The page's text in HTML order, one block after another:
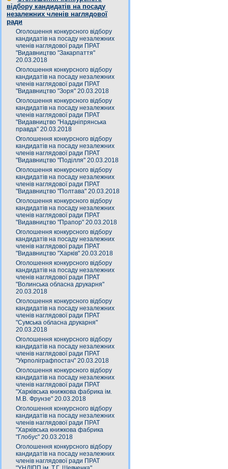
відбору кандидатів на посаду
незалежних членів наглядової
ради
Оголошення конкурсного відбору
кандидатів на посаду незалежних
членів наглядової ради ПРАТ
"Видавництво "Закарпаття"
20.03.2018
Оголошення конкурсного відбору
кандидатів на посаду незалежних
членів наглядової ради ПРАТ
"Видавництво "Зоря" 20.03.2018
Оголошення конкурсного відбору
кандидатів на посаду незалежних
членів наглядової ради ПРАТ
"Видавництво "Наддніпрянська
правда" 20.03.2018
Оголошення конкурсного відбору
кандидатів на посаду незалежних
членів наглядової ради ПРАТ
"Видавництво "Поділля" 20.03.2018
Оголошення конкурсного відбору
кандидатів на посаду незалежних
членів наглядової ради ПРАТ
"Видавництво "Полтава" 20.03.2018
Оголошення конкурсного відбору
кандидатів на посаду незалежних
членів наглядової ради ПРАТ
"Видавництво "Прапор" 20.03.2018
Оголошення конкурсного відбору
кандидатів на посаду незалежних
членів наглядової ради ПРАТ
"Видавництво "Харків" 20.03.2018
Оголошення конкурсного відбору
кандидатів на посаду незалежних
членів наглядової ради ПРАТ
"Волинська обласна друкарня"
20.03.2018
Оголошення конкурсного відбору
кандидатів на посаду незалежних
членів наглядової ради ПРАТ
"Сумська обласна друкарня"
20.03.2018
Оголошення конкурсного відбору
кандидатів на посаду незалежних
членів наглядової ради ПРАТ
"Укрполіграфпостач" 20.03.2018
Оголошення конкурсного відбору
кандидатів на посаду незалежних
членів наглядової ради ПРАТ
"Харківська книжкова фабрика ім.
М.В. Фрунзе" 20.03.2018
Оголошення конкурсного відбору
кандидатів на посаду незалежних
членів наглядової ради ПРАТ
"Харківська книжкова фабрика
"Глобус" 20.03.2018
Оголошення конкурсного відбору
кандидатів на посаду незалежних
членів наглядової ради ПРАТ